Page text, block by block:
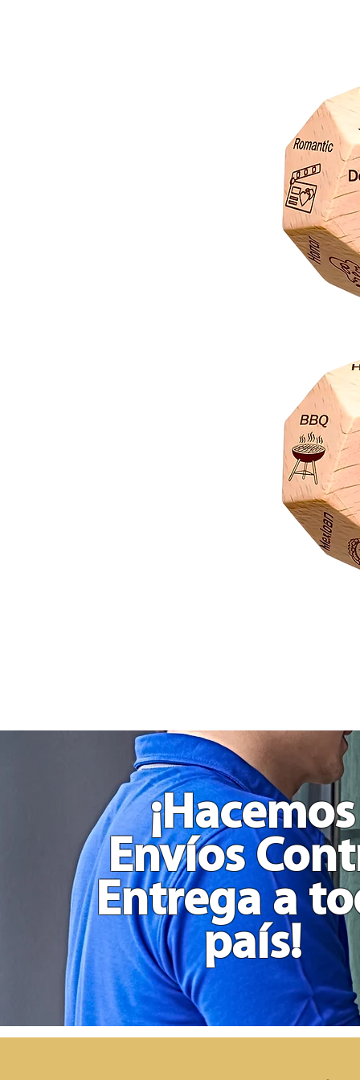
Actividades
y
Películas
Grande
en
Madera
¡Hacemos
Envíos
Entrega a
país!